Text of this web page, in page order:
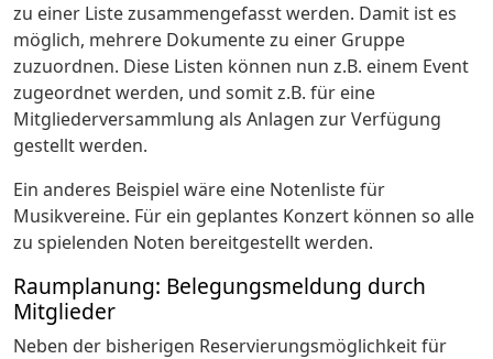
zu einer Liste zusammengefasst werden. Damit ist es
möglich, mehrere Dokumente zu einer Gruppe
zuzuordnen. Diese Listen können nun z.B. einem Event
zugeordnet werden, und somit z.B. für eine
Mitgliederversammlung als Anlagen zur Verfügung
gestellt werden.
Ein anderes Beispiel wäre eine Notenliste für
Musikvereine. Für ein geplantes Konzert können so alle
zu spielenden Noten bereitgestellt werden.
Raumplanung: Belegungsmeldung durch
Mitglieder
Neben der bisherigen Reservierungsmöglichkeit für